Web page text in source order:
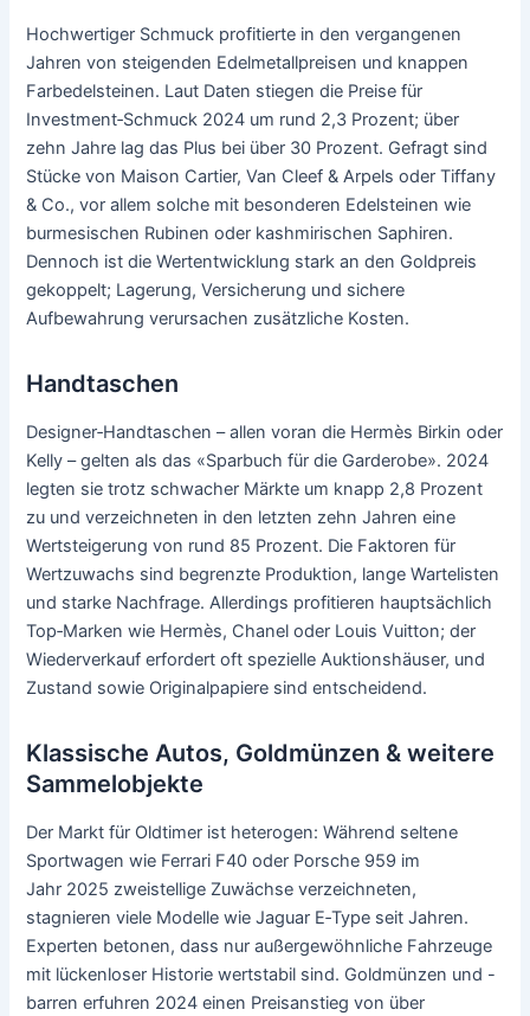
Hochwertiger Schmuck profitierte in den vergangenen
Jahren von steigenden Edelmetallpreisen und knappen
Farbedelsteinen. Laut Daten stiegen die Preise für
Investment‑Schmuck 2024 um rund 2,3 Prozent; über
zehn Jahre lag das Plus bei über 30 Prozent. Gefragt sind
Stücke von Maison Cartier, Van Cleef & Arpels oder Tiffany
& Co., vor allem solche mit besonderen Edelsteinen wie
burmesischen Rubinen oder kashmirischen Saphiren.
Dennoch ist die Wertentwicklung stark an den Goldpreis
gekoppelt; Lagerung, Versicherung und sichere
Aufbewahrung verursachen zusätzliche Kosten.
Handtaschen
Designer‑Handtaschen – allen voran die Hermès Birkin oder
Kelly – gelten als das «Sparbuch für die Garderobe». 2024
legten sie trotz schwacher Märkte um knapp 2,8 Prozent
zu und verzeichneten in den letzten zehn Jahren eine
Wertsteigerung von rund 85 Prozent. Die Faktoren für
Wertzuwachs sind begrenzte Produktion, lange Wartelisten
und starke Nachfrage. Allerdings profitieren hauptsächlich
Top‑Marken wie Hermès, Chanel oder Louis Vuitton; der
Wiederverkauf erfordert oft spezielle Auktionshäuser, und
Zustand sowie Originalpapiere sind entscheidend.
Klassische Autos, Goldmünzen & weitere
Sammelobjekte
Der Markt für Oldtimer ist heterogen: Während seltene
Sportwagen wie Ferrari F40 oder Porsche 959 im
Jahr 2025 zweistellige Zuwächse verzeichneten,
stagnieren viele Modelle wie Jaguar E‑Type seit Jahren.
Experten betonen, dass nur außergewöhnliche Fahrzeuge
mit lückenloser Historie wertstabil sind. Goldmünzen und -
barren erfuhren 2024 einen Preisanstieg von über